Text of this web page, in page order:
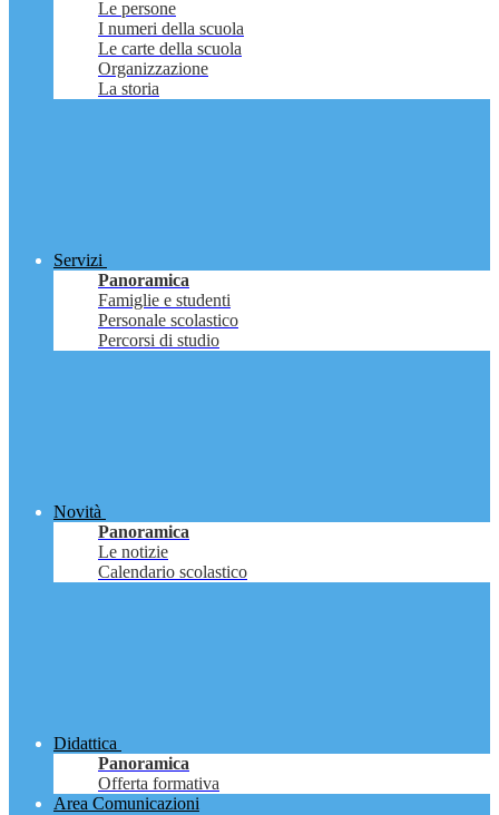
Le persone
I numeri della scuola
Le carte della scuola
Organizzazione
La storia
Servizi
Panoramica
Famiglie e studenti
Personale scolastico
Percorsi di studio
Novità
Panoramica
Le notizie
Calendario scolastico
Didattica
Panoramica
Offerta formativa
Area Comunicazioni